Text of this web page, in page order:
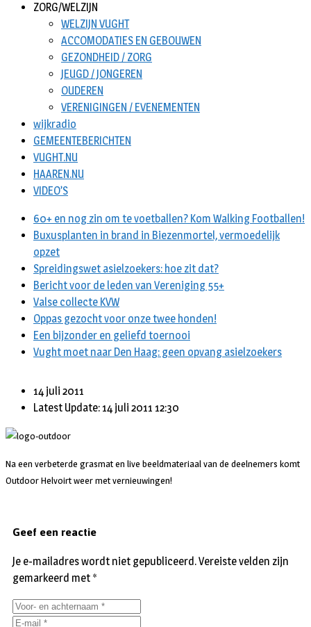
ZORG/WELZIJN
WELZIJN VUGHT
ACCOMODATIES EN GEBOUWEN
GEZONDHEID / ZORG
JEUGD / JONGEREN
OUDEREN
VERENIGINGEN / EVENEMENTEN
wijkradio
GEMEENTEBERICHTEN
VUGHT.NU
HAAREN.NU
VIDEO’S
60+ en nog zin om te voetballen? Kom Walking Footballen!
Buxusplanten in brand in Biezenmortel, vermoedelijk
opzet
Spreidingswet asielzoekers: hoe zit dat?
Bericht voor de leden van Vereniging 55+
Valse collecte KVW
Oppas gezocht voor onze twee honden!
Een bijzonder en geliefd toernooi
Vught moet naar Den Haag: geen opvang asielzoekers
14 juli 2011
Latest Update: 14 juli 2011 12:30
Na een verbeterde grasmat en live beeldmateriaal van de deelnemers komt
Outdoor Helvoirt weer met vernieuwingen!
Geef een reactie
Je e-mailadres wordt niet gepubliceerd.Vereiste velden zijn
gemarkeerd met *